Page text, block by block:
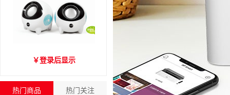
爱琴海A2000音箱
￥登录后显示
热门商品 热门关注